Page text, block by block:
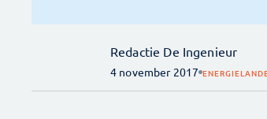
Redactie De Ingenieur
4 november 2017 ENERGIE